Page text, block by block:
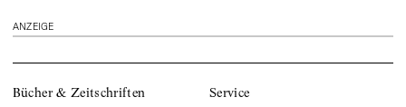
ANZEIGE
Bücher & Zeitschriften Service